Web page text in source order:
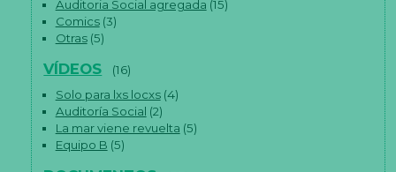
Auditoria Social agregada (15)
Comics(3)
Otras(5)
VÍDEOS
(16)
Solo para lxs locxs(4)
Auditoría Social (2)
La mar viene revuelta (5)
Equipo B (5)